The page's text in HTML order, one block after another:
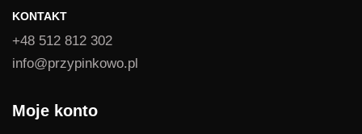
KONTAKT
+48 512 812 302
info@przypinkowo.pl
Moje konto